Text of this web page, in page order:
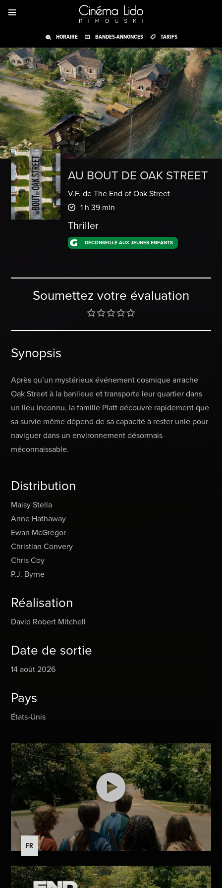
HORAIRE BANDES-ANNONCES TARIFS
AU BOUT DE OAK STREET
V.F. de The End of Oak Street
1 h 39 min
Thriller
DÉCONSEILLÉ AUX JEUNES ENFANTS
Soumettez votre évaluation
Synopsis
Après qu’un mystérieux événement cosmique arrache
Oak Street à la banlieue et transporte leur quartier dans
un lieu inconnu, la famille Platt découvre rapidement que
sa survie même dépend de sa capacité à rester unie pour
naviguer dans un environnement désormais
méconnaissable.
Distribution
Maisy Stella
Anne Hathaway
Ewan McGregor
Christian Convery
Chris Coy
P.J. Byrne
Réalisation
David Robert Mitchell
Date de sortie
14 août 2026
Pays
États-Unis
FR